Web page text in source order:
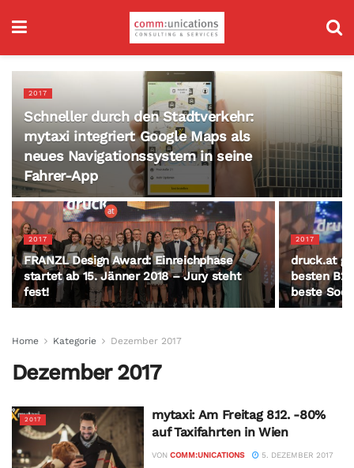
2017
Schneller durch den Stadtverkehr:
mytaxi integriert Google Maps als
neues Navigationssystem in seine
Fahrer-App
2017
FRANZL Design Award: Einreichphase
startet ab 15. Jänner 2018 – Jury steht
fest!
2017
druck.at
besten
beste
Home Kategorie Dezember 2017
Dezember 2017
2017
mytaxi: Am Freitag 8.12. -80%
auf Taxifahrten in Wien
VON COMM:UNICATIONS 5. DEZEMBER 2017